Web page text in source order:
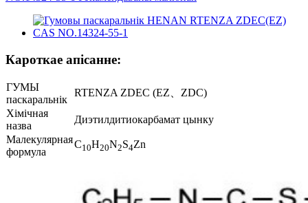
Кароткае апісанне:
ГУМЫ
паскаральнік
RTENZA ZDEC (EZ、ZDC)
Хімічная
назва
Диэтилдитиокарбамат цынку
Малекулярная
формула
C10H20N2S4Zn